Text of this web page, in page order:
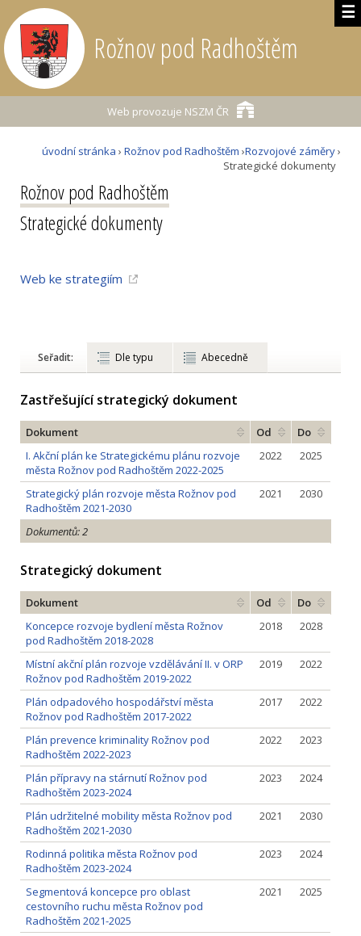
☰
Rožnov pod Radhoštěm
Web provozuje NSZM ČR
úvodní stránka › Rožnov pod Radhoštěm ›Rozvojové záměry›
Strategické dokumenty
Rožnov pod Radhoštěm
Strategické dokumenty
Web ke strategiím
Seřadit: Dle typu Abecedně
Zastřešující strategický dokument
Dokument Od
Do
I. Akční plán ke Strategickému plánu rozvoje
města Rožnov pod Radhoštěm 2022-2025
2022 2025
Strategický plán rozvoje města Rožnov pod
Radhoštěm 2021-2030
2021 2030
Dokumentů: 2
Strategický dokument
Dokument Od
Do
Koncepce rozvoje bydlení města Rožnov
pod Radhoštěm 2018-2028
2018 2028
Místní akční plán rozvoje vzdělávání II. v ORP
Rožnov pod Radhoštěm 2019-2022
2019 2022
Plán odpadového hospodářství města
Rožnov pod Radhoštěm 2017-2022
2017 2022
Plán prevence kriminality Rožnov pod
Radhoštěm 2022-2023
2022 2023
Plán přípravy na stárnutí Rožnov pod
Radhoštěm 2023-2024
2023 2024
Plán udržitelné mobility města Rožnov pod
Radhoštěm 2021-2030
2021 2030
Rodinná politika města Rožnov pod
Radhoštěm 2023-2024
2023 2024
Segmentová koncepce pro oblast
cestovního ruchu města Rožnov pod
Radhoštěm 2021-2025
2021 2025